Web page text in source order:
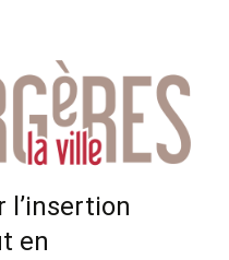
l’insertion
en